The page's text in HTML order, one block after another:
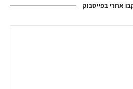
אחרי בפייסבוק